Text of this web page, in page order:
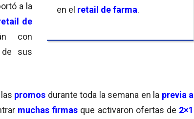
en el retail de farma.
a la
de
con
sus
promos durante toda la semana en la previa a
muchas firmas que activaron ofertas de 2×1